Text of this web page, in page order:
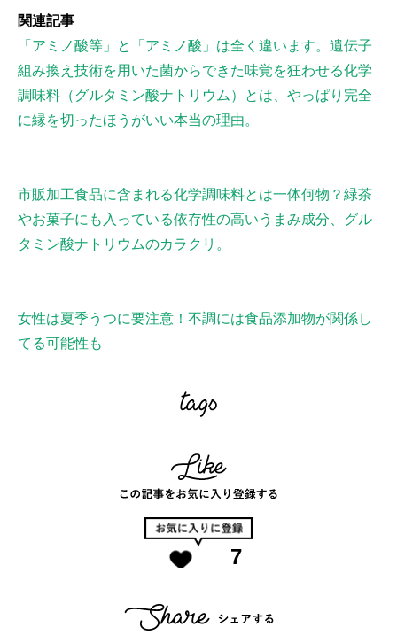
関連記事
「アミノ酸等」と「アミノ酸」は全く違います。遺伝子
組み換え技術を用いた菌からできた味覚を狂わせる化学
調味料（グルタミン酸ナトリウム）とは、やっぱり完全
に縁を切ったほうがいい本当の理由。
市販加工食品に含まれる化学調味料とは一体何物？緑茶
やお菓子にも入っている依存性の高いうまみ成分、グル
タミン酸ナトリウムのカラクリ。
女性は夏季うつに要注意！不調には食品添加物が関係し
てる可能性も
7